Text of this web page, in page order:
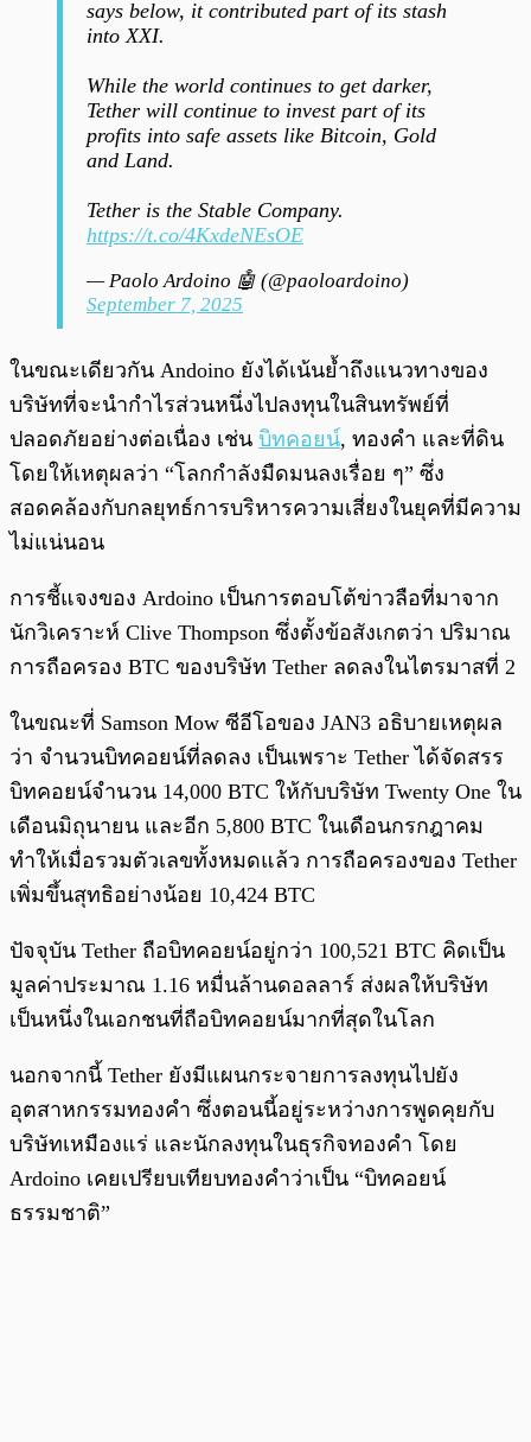
says below, it contributed part of its stash
into XXI.
While the world continues to get darker,
Tether will continue to invest part of its
profits into safe assets like Bitcoin, Gold
and Land.
Tether is the Stable Company.
https://t.co/4KxdeNEsOE
— Paolo Ardoino 🤖 (@paoloardoino)
September 7, 2025
ในขณะเดียวกัน Andoino ยังได้เน้นย้ำถึงแนวทางของ
บริษัทที่จะนำกำไรส่วนหนึ่งไปลงทุนในสินทรัพย์ที่
ปลอดภัยอย่างต่อเนื่อง เช่น บิทคอยน์, ทองคำ และที่ดิน
โดยให้เหตุผลว่า “โลกกำลังมืดมนลงเรื่อย ๆ” ซึ่ง
สอดคล้องกับกลยุทธ์การบริหารความเสี่ยงในยุคที่มีความ
ไม่แน่นอน
การชี้แจงของ Ardoino เป็นการตอบโต้ข่าวลือที่มาจาก
นักวิเคราะห์ Clive Thompson ซึ่งตั้งข้อสังเกตว่า ปริมาณ
การถือครอง BTC ของบริษัท Tether ลดลงในไตรมาสที่ 2
ในขณะที่ Samson Mow ซีอีโอของ JAN3 อธิบายเหตุผล
ว่า จำนวนบิทคอยน์ที่ลดลง เป็นเพราะ Tether ได้จัดสรร
บิทคอยน์จำนวน 14,000 BTC ให้กับบริษัท Twenty One ใน
เดือนมิถุนายน และอีก 5,800 BTC ในเดือนกรกฎาคม
ทำให้เมื่อรวมตัวเลขทั้งหมดแล้ว การถือครองของ Tether
เพิ่มขึ้นสุทธิอย่างน้อย 10,424 BTC
ปัจจุบัน Tether ถือบิทคอยน์อยู่กว่า 100,521 BTC คิดเป็น
มูลค่าประมาณ 1.16 หมื่นล้านดอลลาร์ ส่งผลให้บริษัท
เป็นหนึ่งในเอกชนที่ถือบิทคอยน์มากที่สุดในโลก
นอกจากนี้ Tether ยังมีแผนกระจายการลงทุนไปยัง
อุตสาหกรรมทองคำ ซึ่งตอนนี้อยู่ระหว่างการพูดคุยกับ
บริษัทเหมืองแร่ และนักลงทุนในธุรกิจทองคำ โดย
Ardoino เคยเปรียบเทียบทองคำว่าเป็น “บิทคอยน์
ธรรมชาติ”